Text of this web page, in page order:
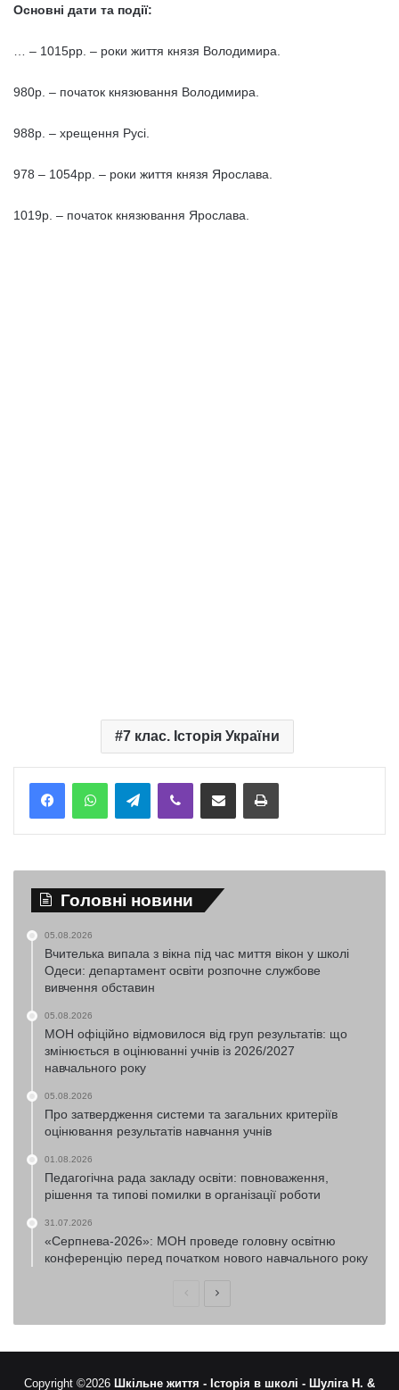
Основні дати та події:
… – 1015рр. – роки життя князя Володимира.
980р. – початок князювання Володимира.
988р. – хрещення Русі.
978 – 1054рр. – роки життя князя Ярослава.
1019р. – початок князювання Ярослава.
7 клас. Історія України
TelegramViber Надіслати електронною поштоюНадрукувати
Головні новини
05.08.2026
Вчителька випала з вікна під час миття вікон у школі
Одеси: департамент освіти розпочне службове
вивчення обставин
05.08.2026
МОН офіційно відмовилося від груп результатів: що
змінюється в оцінюванні учнів із 2026/2027
навчального року
05.08.2026
Про затвердження системи та загальних критеріїв
оцінювання результатів навчання учнів
01.08.2026
Педагогічна рада закладу освіти: повноваження,
рішення та типові помилки в організації роботи
31.07.2026
«Серпнева-2026»: МОН проведе головну освітню
конференцію перед початком нового навчального року
ПопередняНаступна
Copyright ©2026 Шкільне життя - Історія в школі - Шуліга Н. &